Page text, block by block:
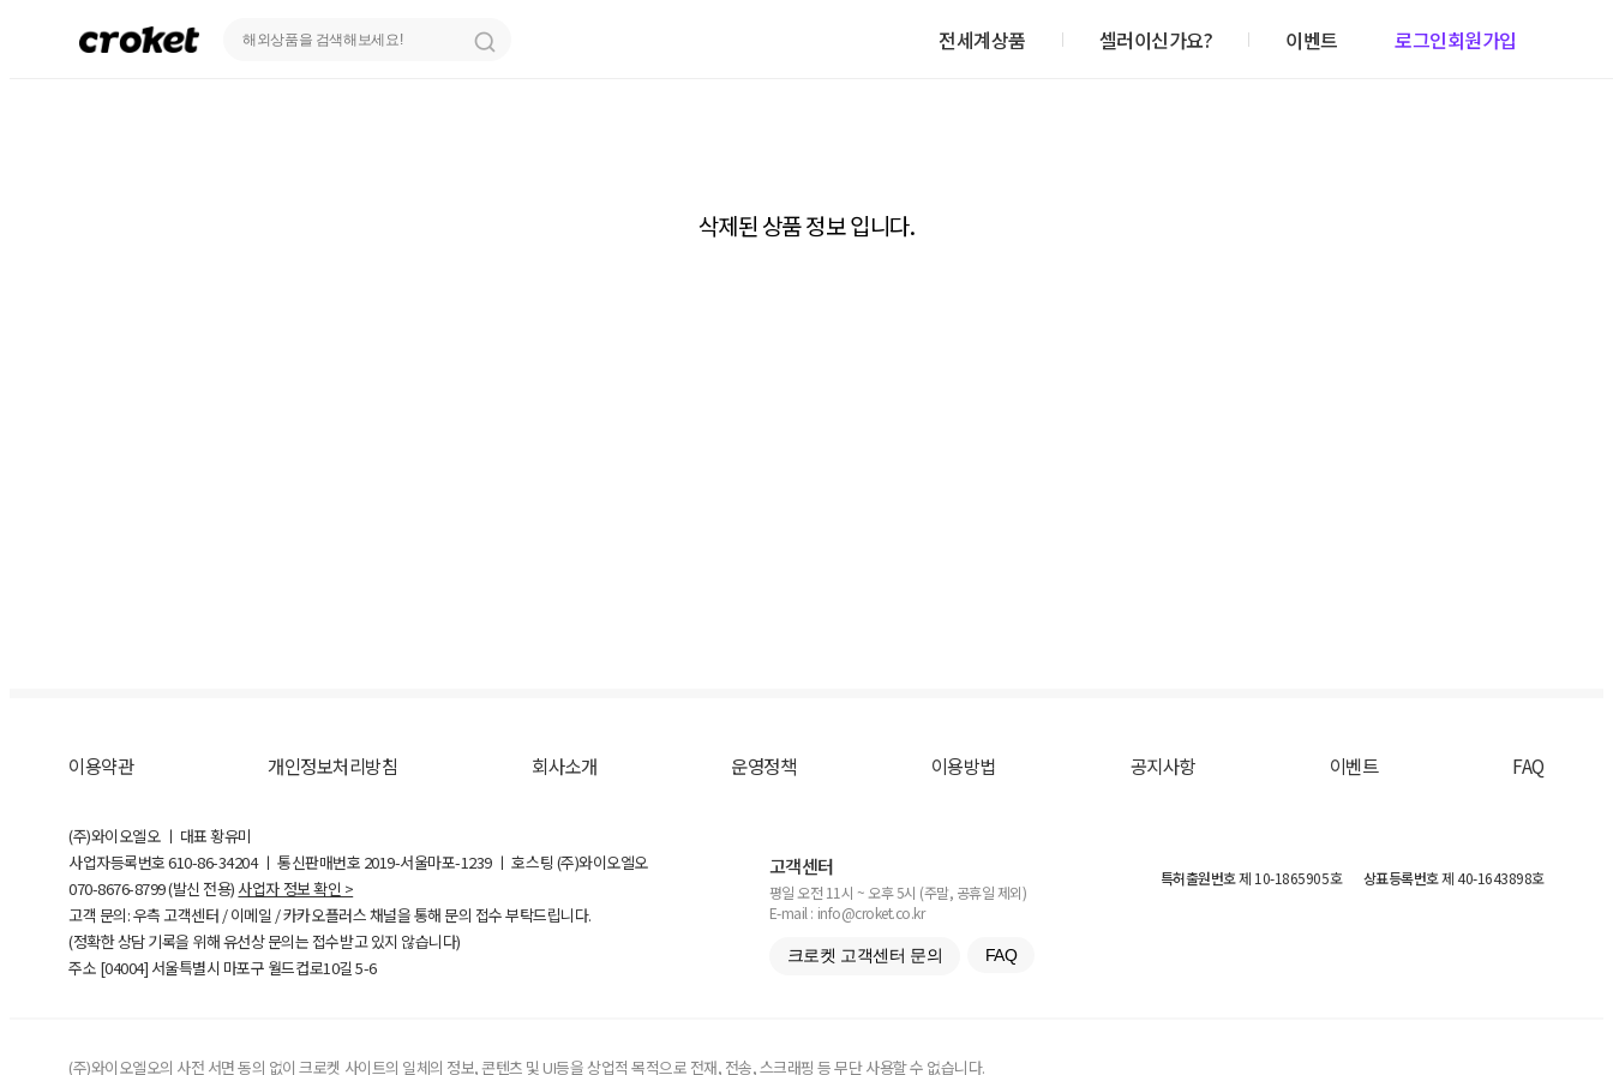
전세계상품 셀러이신가요? 이벤트 로그인회원가입
삭제된 상품 정보 입니다.
이용약관 개인정보처리방침 회사소개 운영정책 이용방법 공지사항 이벤트 FAQ
(주)와이오엘오 ㅣ 대표 황유미
사업자등록번호610-86-34204ㅣ 통신판매번호 2019-서울마포-1239 ㅣ 호스팅 (주)와이오엘오
070-8676-8799 (발신 전용) 사업자 정보 확인 >
고객 문의: 우측 고객센터 / 이메일 / 카카오플러스 채널을 통해 문의 접수 부탁드립니다.
(정확한 상담 기록을 위해 유선상 문의는 접수받고 있지 않습니다)
주소 [04004] 서울특별시 마포구 월드컵로10길5-6
고객센터
평일 오전 11시 ~ 오후 5시 (주말, 공휴일 제외)
E-mail : info@croket.co.kr
크로켓 고객센터 문의 FAQ
특허출원번호제 10-1865905호 상표등록번호제 40-1643898호
(주)와이오엘오의 사전 서면 동의 없이 크로켓 사이트의 일체의 정보, 콘텐츠 및 UI등을 상업적 목적으로 전재, 전송, 스크래핑 등 무단 사용할 수 없습니다.